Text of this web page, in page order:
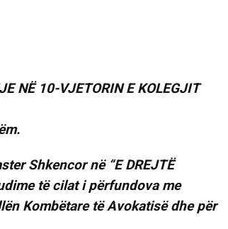
NË 10-VJETORIN E KOLEGJIT
Shkencor në “E DREJTË
të cilat i përfundova me
Kombëtare të Avokatisë dhe për